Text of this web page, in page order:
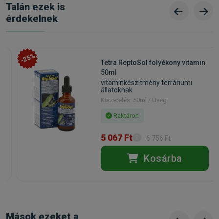
Talán ezek is
érdekelnek
-25%
Tetra ReptoSol folyékony vitamin
50ml
vitaminkészítmény terráriumi
állatoknak
Kiszerelés: 50ml / Üveg
Raktáron
5 067 Ft 6 756 Ft
Kosárba
Mások ezeket a